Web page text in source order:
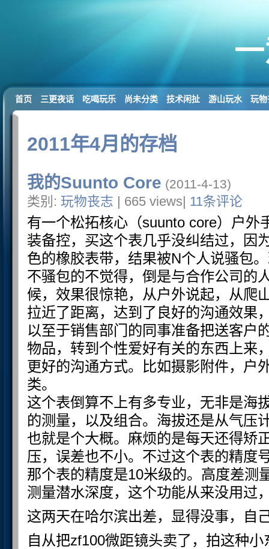
首页 三更夜话 吃喝玩乐 尚未分类 技术闲扯 游山玩水 玩物
2011年4月的存档
我的Suunto Core (2011-4-13)
类别: 玩物丧志 | 665 views| 11条评论
有一个松拓核心（suunto core）户外
装备控，买这个表几乎没纠结过，因
色的橡胶表带，结果被N个人说骚包
不骚包的不觉得，倒是与合作公司的
候，效果很惊艳，从户外说起，从爬
拉近了距离，达到了良好的沟通效果
以至于销售部门的同事准备把送客户
物品，转到个性爱好有关的东西上来
更好的沟通方式。比如摄影附件，户
类。
这个表倒算不上有多专业，无非是海
的测量，以及组合。海拔还是从气压
也就是个大概。麻烦的是每天还得矫
压，误差也不小。不过这个表的精度
那个表的精度是10米级的。高度差测
测量潜水深度，这个功能从来没用过
这两天在哈尔滨出差，显得没事，自
自从把zf100微距镜头卖了，拍这种